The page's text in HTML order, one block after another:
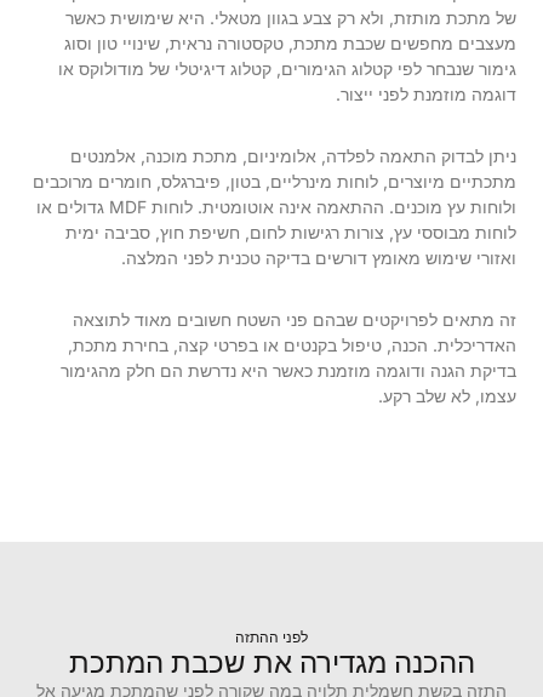
של מתכת מותזת, ולא רק צבע בגוון מטאלי. היא שימושית כאשר
מעצבים מחפשים שכבת מתכת, טקסטורה נראית, שינויי טון וסוג
גימור שנבחר לפי קטלוג הגימורים, קטלוג דיגיטלי של מודולוקס או
דוגמה מוזמנת לפני ייצור.
ניתן לבדוק התאמה לפלדה, אלומיניום, מתכת מוכנה, אלמנטים
מתכתיים מיוצרים, לוחות מינרליים, בטון, פיברגלס, חומרים מרוכבים
ולוחות עץ מוכנים. ההתאמה אינה אוטומטית. לוחות MDF גדולים או
לוחות מבוססי עץ, צורות רגישות לחום, חשיפת חוץ, סביבה ימית
ואזורי שימוש מאומץ דורשים בדיקה טכנית לפני המלצה.
זה מתאים לפרויקטים שבהם פני השטח חשובים מאוד לתוצאה
האדריכלית. הכנה, טיפול בקנטים או בפרטי קצה, בחירת מתכת,
בדיקת הגנה ודוגמה מוזמנת כאשר היא נדרשת הם חלק מהגימור
עצמו, לא שלב רקע.
לפני ההתזה
ההכנה מגדירה את שכבת המתכת
התזה בקשת חשמלית תלויה במה שקורה לפני שהמתכת מגיעה אל